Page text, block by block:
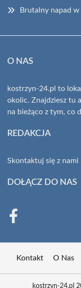
Brutalny napad
O NAS
kostrzyn-24.pl to
okolic. Znajdziesz tu
na bieżąco z tym, co
REDAKCJA
Skontaktuj się z
DOŁĄCZ DO NAS
Kontakt O Nas
kostrzyn-24.pl